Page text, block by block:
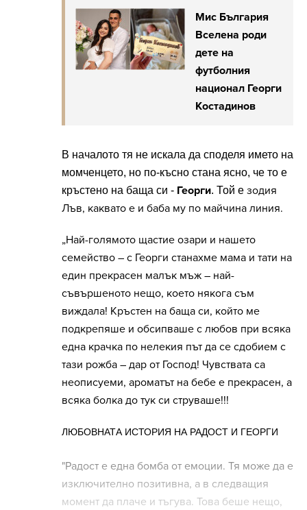
Мис България
Вселена роди
дете на
футболния
национал Георги
Костадинов
В началото тя не искала да споделя името на
момченцето, но по-късно стана ясно, че то е
кръстено на баща си - Георги. Той е зодия
Лъв, каквато е и баба му по майчина линия.
„Най-голямото щастие озари и нашето
семейство – с Георги станахме мама и тати на
един прекрасен малък мъж – най-
съвършеното нещо, което някога съм
виждала! Кръстен на баща си, който ме
подкрепяше и обсипваше с любов при всяка
една крачка по нелекия път да се сдобием с
тази рожба – дар от Господ! Чувствата са
неописуеми, ароматът на бебе е прекрасен, а
всяка болка до тук си струваше!!!
ЛЮБОВНАТА ИСТОРИЯ НА РАДОСТ И ГЕОРГИ
"Радост е една бомба от емоции. Тя може да е
изключително позитивна, а в следващия
момент да плаче и тъгува. Това беше нещо,